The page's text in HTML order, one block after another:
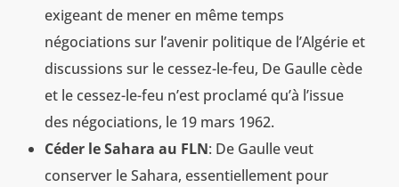
exigeant de mener en même temps
négociations sur l’avenir politique de l’Algérie et
discussions sur le cessez-le-feu, De Gaulle cède
et le cessez-le-feu n’est proclamé qu’à l’issue
des négociations, le 19 mars 1962.
Céder le Sahara au FLN: De Gaulle veut
conserver le Sahara, essentiellement pour